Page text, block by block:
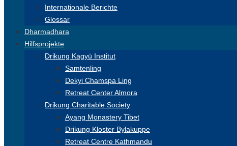
Internationale Berichte
Glossar
Dharmadhara
Hilfsprojekte
Drikung Kagyü Institut
Samtenling
Dekyi Chamspa Ling
Retreat Center Almora
Drikung Charitable Society
Ayang Monastery Tibet
Drikung Kloster Bylakuppe
Retreat Centre Kathmandu